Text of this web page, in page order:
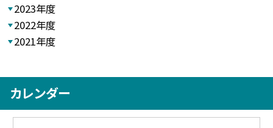
2023年度
2022年度
2021年度
カレンダー